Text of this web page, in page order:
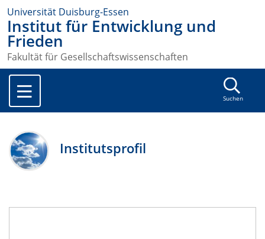
Universität Duisburg-Essen
Institut für Entwicklung und
Frieden
Fakultät für Gesellschaftswissenschaften
Suchen
Institutsprofil